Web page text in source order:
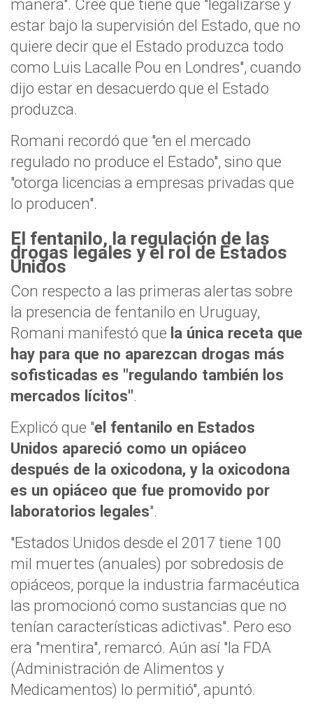
manera". Cree que tiene que "legalizarse y
estar bajo la supervisión del Estado, que no
quiere decir que el Estado produzca todo
como Luis Lacalle Pou en Londres", cuando
dijo estar en desacuerdo que el Estado
produzca.
Romani recordó que "en el mercado
regulado no produce el Estado", sino que
"otorga licencias a empresas privadas que
lo producen".
El fentanilo, la regulación de las
drogas legales y el rol de Estados
Unidos
Con respecto a las primeras alertas sobre
la presencia de fentanilo en Uruguay,
Romani manifestó que la única receta que
hay para que no aparezcan drogas más
sofisticadas es "regulando también los
mercados lícitos".
Explicó que "el fentanilo en Estados
Unidos apareció como un opiáceo
después de la oxicodona, y la oxicodona
es un opiáceo que fue promovido por
laboratorios legales".
"Estados Unidos desde el 2017 tiene 100
mil muertes (anuales) por sobredosis de
opiáceos, porque la industria farmacéutica
las promocionó como sustancias que no
tenían características adictivas". Pero eso
era "mentira", remarcó. Aún así "la FDA
(Administración de Alimentos y
Medicamentos) lo permitió", apuntó.